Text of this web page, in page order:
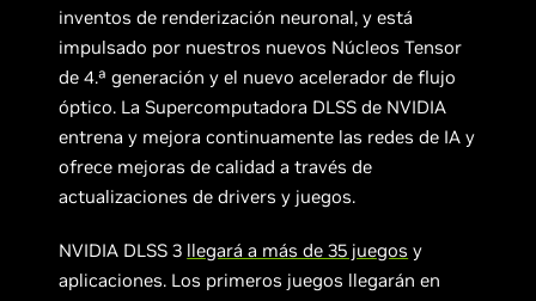
inventos de renderización neuronal, y está
impulsado por nuestros nuevos Núcleos Tensor
de 4.ª generación y el nuevo acelerador de flujo
óptico. La Supercomputadora DLSS de NVIDIA
entrena y mejora continuamente las redes de IA y
ofrece mejoras de calidad a través de
actualizaciones de drivers y juegos.
NVIDIA DLSS 3 llegará a más de 35 juegos y
aplicaciones. Los primeros juegos llegarán en